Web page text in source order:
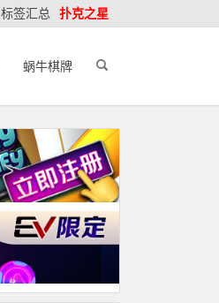
标签汇总 扑克之星
蜗牛棋牌